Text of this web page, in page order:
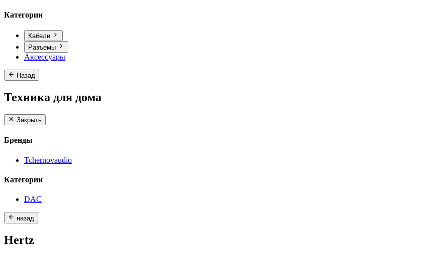
Категории
Кабели
Разъемы
Аксессуары
Назад
Техника для дома
Закрыть
Бренды
Tchernovaudio
Категории
DAC
назад
Hertz